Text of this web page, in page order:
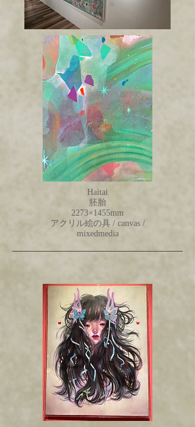
Haitai
胚胎
2273×1455mm
アクリル絵の具 / canvas /
mixedmedia